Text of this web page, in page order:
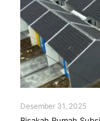
Desember 31, 2025